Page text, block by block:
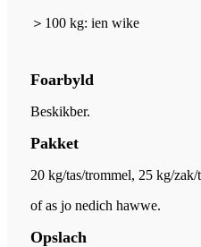
＞ 100 kg: ien wike
Foarbyld
Beskikber.
Pakket
20 kg/tas/trommel, 25 kg/zak/
of as jo nedich hawwe.
Opslach